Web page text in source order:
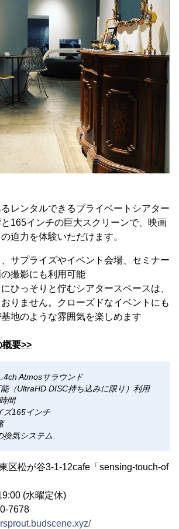
レンタルできるプライベートシアター
165インチの巨大スクリーンで、映画
迫力を体験いただけます。
サプライズやイベント会場、セミナー
撮影にも利用可能
ひっそりと佇むシアタースペースは、
りません。クローズドなイベントにも
地のような雰囲気を楽しめます
概要>>
Atmosサラウンド
能（UltraHD DISC持ち込みに限り）利用
間
ズ165インチ
換気システム
区松が谷3-1-12cafe「sensing-touch-of
(水曜定休)
7678